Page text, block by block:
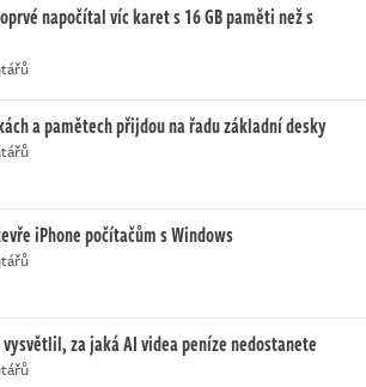
napočítal víc karet s 16 GB paměti než s
a pamětech přijdou na řadu základní desky
iPhone počítačům s Windows
vysvětlil, za jaká AI videa peníze nedostanete